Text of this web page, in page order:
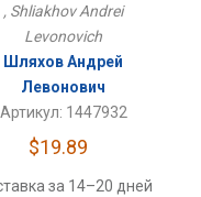
, Shliakhov Andrei
Levonovich
Шляхов Андрей
Левонович
Артикул: 1447932
$19.89
за 14–20 дней